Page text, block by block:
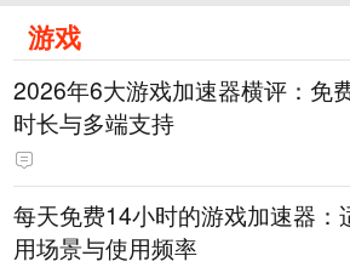
游戏
2026年6大游戏加速器横评：免
时长与多端支持
每天免费14小时的游戏加速器：
用场景与使用频率